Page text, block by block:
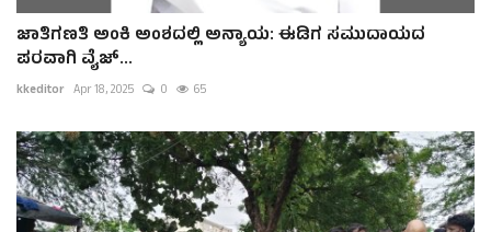
ಜಾತಿಗಣತಿ ಅಂಕಿ ಅಂಶದಲ್ಲಿ ಅನ್ಯಾಯ: ಈಡಿಗ ಸಮುದಾಯದ
ಪರವಾಗಿ ವೈಜ್...
kkeditor Apr 18, 2025 0 65